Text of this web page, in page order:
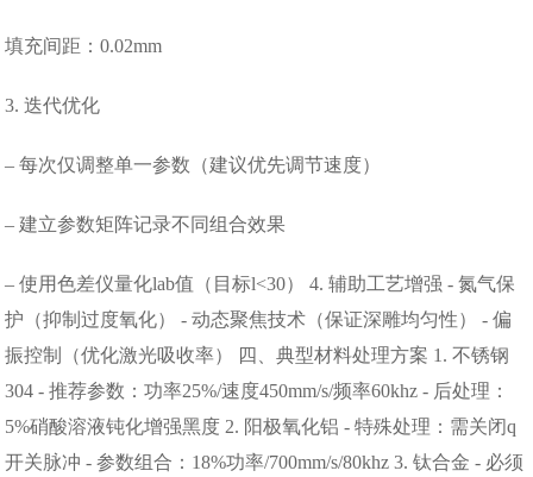
填充间距：0.02mm
3. 迭代优化
– 每次仅调整单一参数（建议优先调节速度）
– 建立参数矩阵记录不同组合效果
– 使用色差仪量化lab值（目标l<30） 4. 辅助工艺增强 - 氮气保
护（抑制过度氧化） - 动态聚焦技术（保证深雕均匀性） - 偏
振控制（优化激光吸收率） 四、典型材料处理方案 1. 不锈钢
304 - 推荐参数：功率25%/速度450mm/s/频率60khz - 后处理：
5%硝酸溶液钝化增强黑度 2. 阳极氧化铝 - 特殊处理：需关闭q
开关脉冲 - 参数组合：18%功率/700mm/s/80khz 3. 钛合金 - 必须